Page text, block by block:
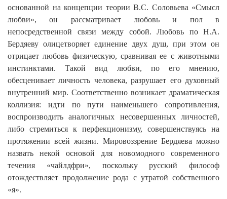
основанной на концепции теории В.С. Соловьева «Смысл
любви», он рассматривает любовь и пол в
непосредственной связи между собой. Любовь по Н.А.
Бердяеву олицетворяет единение двух душ, при этом он
отрицает любовь физическую, сравнивая ее с животными
инстинктами. Такой вид любви, по его мнению,
обесценивает личность человека, разрушает его духовный
внутренний мир. Соответственно возникает драматическая
коллизия: идти по пути наименьшего сопротивления,
воспроизводить аналогичных несовершенных личностей,
либо стремиться к перфекционизму, совершенствуясь на
протяжении всей жизни. Мировоззрение Бердяева можно
назвать некой основой для новомодного современного
течения «чайлдфри», поскольку русский философ
отождествляет продолжение рода с утратой собственного
«я».